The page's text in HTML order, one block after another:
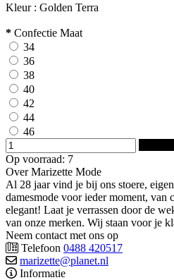
Kleur : Golden Terra
* Confectie Maat
34
36
38
40
42
44
46
Op voorraad: 7
Over Marizette Mode
Al 28 jaar vind je bij ons stoere,
damesmode voor ieder moment, van
elegant! Laat je verrassen door de
van onze merken. Wij staan voor je
Neem contact met ons op
Telefoon 0488 420517
marizette@planet.nl
Informatie